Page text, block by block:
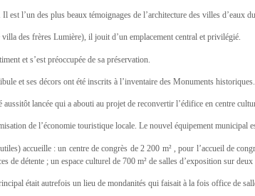
est l’un des plus beaux témoignages de l’architecture des villes d’eaux
des frères Lumière), il jouit d’un emplacement central et privilégié.
et s’est préoccupée de sa préservation.
et ses décors ont été inscrits à l’inventaire des Monuments historiques.
lancée qui a abouti au projet de reconvertir l’édifice en centre
de l’économie touristique locale. Le nouvel équipement municipal
accueille : un centre de congrès de 2 200 m² , pour l’accueil de
de détente ; un espace culturel de 700 m² de salles d’exposition sur
était autrefois un lieu de mondanités qui faisait à la fois office de